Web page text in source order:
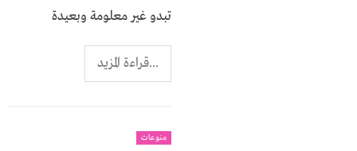
تبدو غير معلومة وبعيدة
...قراءة المزيد
منوعات